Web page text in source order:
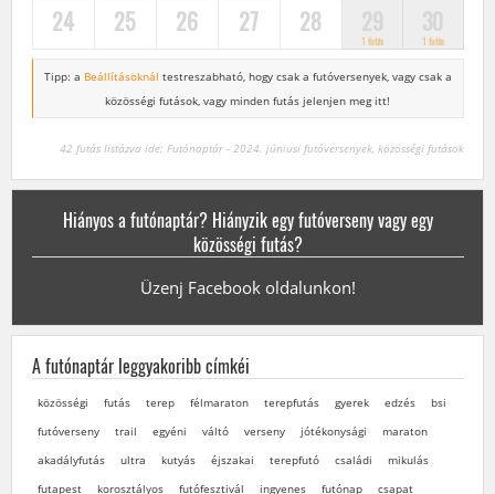
24 25 26 27 28
1 futás 1 futás
Tipp: a Beállításoknál testreszabható, hogy csak a futóversenyek, vagy csak a
közösségi futások, vagy minden futás jelenjen meg itt!
42 futás listázva ide: Futónaptár - 2024. júniusi futóversenyek, közösségi futások
Hiányos a futónaptár? Hiányzik egy futóverseny vagy egy
közösségi futás?
Üzenj Facebook oldalunkon!
A futónaptár leggyakoribb címkéi
közösségi futás terep félmaraton terepfutás gyerek edzés
bsi
futóverseny
trail egyéni váltó verseny jótékonysági
maraton
akadályfutás
ultra kutyás éjszakai terepfutó családi
mikulás
futapest
korosztályos futófesztivál ingyenes futónap
csapat